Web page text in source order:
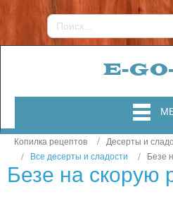
Копилка рецептов
Десерты и
Все десерты и сладости
Безе
Безе на скорую